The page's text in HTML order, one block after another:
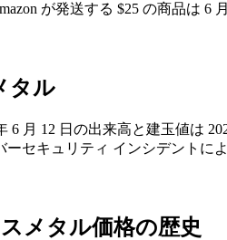
が発送する $25 の商品は 6
タル
6 月 12 日の出来高と建玉値は
セキュリティ インシデントに
メタル価格の歴史